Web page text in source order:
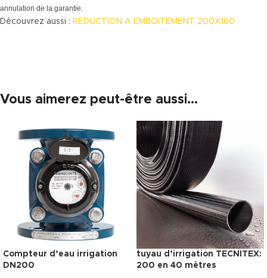
annulation de la garantie.
Découvrez aussi : REDUCTION A EMBOITEMENT 200X160
Vous aimerez peut-être aussi…
Compteur d’eau irrigation
DN200
tuyau d’irrigation TECNITEX:
200 en 40 mètres